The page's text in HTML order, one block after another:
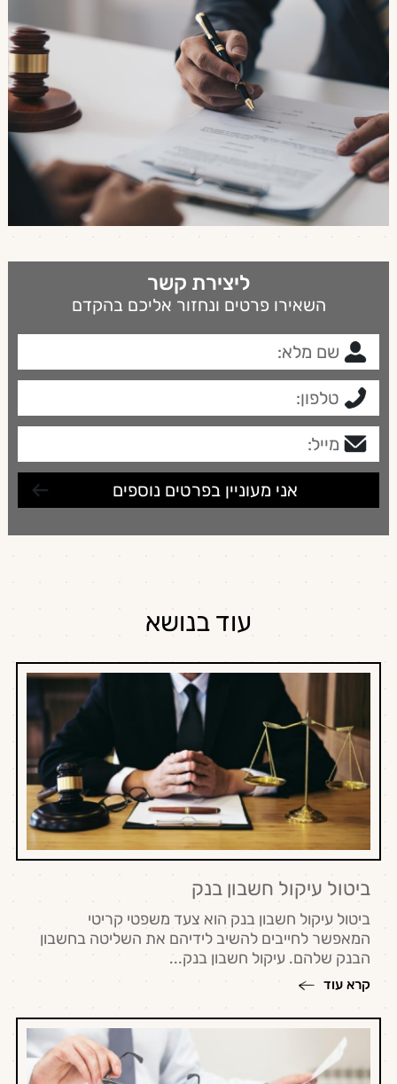
ליצירת קשר
השאירו פרטים ונחזור אליכם בהקדם
עוד בנושא
ביטול עיקול חשבון בנק
ביטול עיקול חשבון בנק הוא צעד משפטי קריטי
המאפשר לחייבים להשיב לידיהם את השליטה בחשבון
הבנק שלהם. עיקול חשבון בנק...
קרא עוד